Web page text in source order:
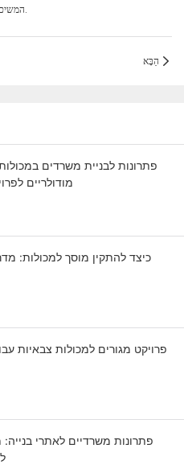
המשיכה האסתטית הכוללת של בתים ברי קיימא אלו.
הַבָּא
פתרונות לבניית משרדים
מודולריים
כיצד להתקין מוסך למכולות:
פרויקט מגורים למכולות צבאיות
פתרונות משרדיים לאתרי